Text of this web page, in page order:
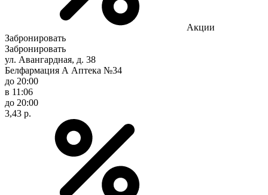
Акции
Забронировать
Забронировать
ул. Авангардная, д. 38
Белфармация А Аптека №34
до 20:00
в 11:06
до 20:00
3,43 р.